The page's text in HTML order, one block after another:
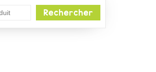
Rechercher